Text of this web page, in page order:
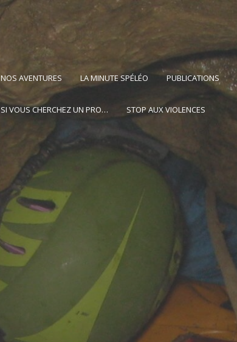
NOS AVENTURES LA MINUTE SPÉLÉO PUBLICATIONS
SI VOUS CHERCHEZ UN PRO… STOP AUX VIOLENCES